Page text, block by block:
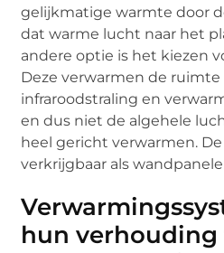
gelijkmatige warmte door
dat warme lucht naar het
andere optie is het kiezen
Deze verwarmen de
infraroodstraling en
en dus niet de algehele
heel gericht verwarmen.
verkrijgbaar als
hun